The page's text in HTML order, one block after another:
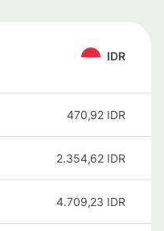
IDR
470,92 IDR
2.354,62 IDR
4.709,23 IDR